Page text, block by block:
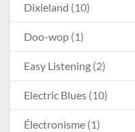
Dixieland (10)
Doo-wop (1)
Easy Listening (2)
Electric Blues (10)
Électronisme (1)